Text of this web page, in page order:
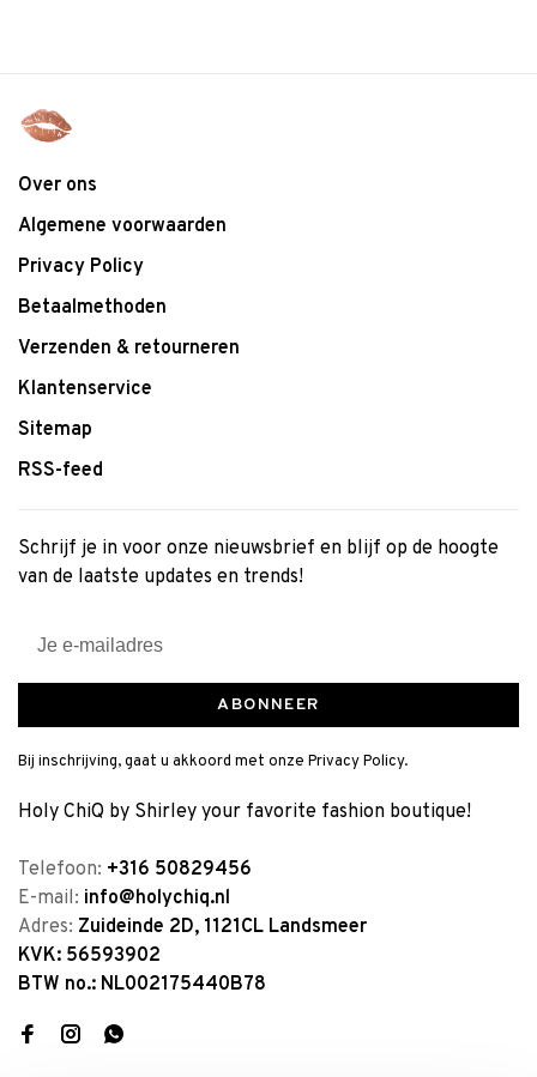
Over ons
Algemene voorwaarden
Privacy Policy
Betaalmethoden
Verzenden & retourneren
Klantenservice
Sitemap
RSS-feed
Schrijf je in voor onze nieuwsbrief en blijf op de hoogte
van de laatste updates en trends!
ABONNEER
Bij inschrijving, gaat u akkoord met onze Privacy Policy.
Holy ChiQ by Shirley your favorite fashion boutique!
Telefoon: +316 50829456
E-mail: info@holychiq.nl
Adres: Zuideinde 2D, 1121CL Landsmeer
KVK: 56593902
BTW no.: NL002175440B78